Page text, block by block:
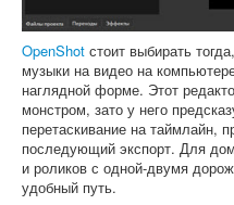
OpenShot стоит выбирать
музыки на видео на
наглядной форме. Этот
монстром, зато у него
перетаскивание на таймлайн,
последующий экспорт. Для
и роликов с одной-двумя
удобный путь.